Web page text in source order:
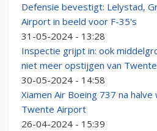
Defensie bevestigt: Lelystad,
Airport in beeld voor F-35's
31-05-2024 - 13:28
Inspectie grijpt in: ook
niet meer opstijgen van
30-05-2024 - 14:58
Xiamen Air Boeing 737 na
Twente Airport
26-04-2024 - 15:39